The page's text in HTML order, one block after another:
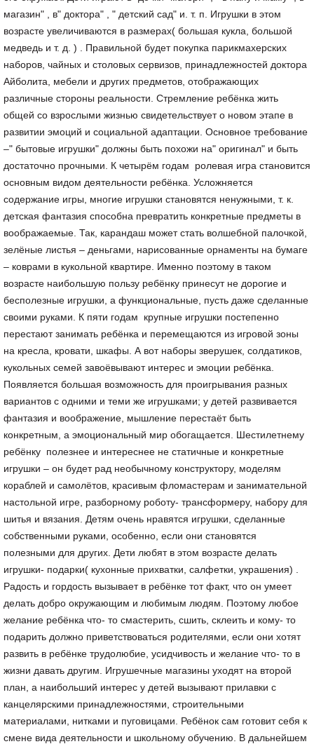
магазин" , в" доктора" , " детский сад" и. т. п. Игрушки в этом
возрасте увеличиваются в размерах( большая кукла, большой
медведь и т. д. ) . Правильной будет покупка парикмахерских
наборов, чайных и столовых сервизов, принадлежностей доктора
Айболита, мебели и других предметов, отображающих
различные стороны реальности. Стремление ребёнка жить
общей со взрослыми жизнью свидетельствует о новом этапе в
развитии эмоций и социальной адаптации. Основное требование
–" бытовые игрушки" должны быть похожи на" оригинал" и быть
достаточно прочными. К четырём годам ролевая игра становится
основным видом деятельности ребёнка. Усложняется
содержание игры, многие игрушки становятся ненужными, т. к.
детская фантазия способна превратить конкретные предметы в
воображаемые. Так, карандаш может стать волшебной палочкой,
зелёные листья – деньгами, нарисованные орнаменты на бумаге
– коврами в кукольной квартире. Именно поэтому в таком
возрасте наибольшую пользу ребёнку принесут не дорогие и
бесполезные игрушки, а функциональные, пусть даже сделанные
своими руками. К пяти годам крупные игрушки постепенно
перестают занимать ребёнка и перемещаются из игровой зоны
на кресла, кровати, шкафы. А вот наборы зверушек, солдатиков,
кукольных семей завоёвывают интерес и эмоции ребёнка.
Появляется большая возможность для проигрывания разных
вариантов с одними и теми же игрушками; у детей развивается
фантазия и воображение, мышление перестаёт быть
конкретным, а эмоциональный мир обогащается. Шестилетнему
ребёнку полезнее и интереснее не статичные и конкретные
игрушки – он будет рад необычному конструктору, моделям
кораблей и самолётов, красивым фломастерам и занимательной
настольной игре, разборному роботу- трансформеру, набору для
шитья и вязания. Детям очень нравятся игрушки, сделанные
собственными руками, особенно, если они становятся
полезными для других. Дети любят в этом возрасте делать
игрушки- подарки( кухонные прихватки, салфетки, украшения) .
Радость и гордость вызывает в ребёнке тот факт, что он умеет
делать добро окружающим и любимым людям. Поэтому любое
желание ребёнка что- то смастерить, сшить, склеить и кому- то
подарить должно приветствоваться родителями, если они хотят
развить в ребёнке трудолюбие, усидчивость и желание что- то в
жизни давать другим. Игрушечные магазины уходят на второй
план, а наибольший интерес у детей вызывают прилавки с
канцелярскими принадлежностями, строительными
материалами, нитками и пуговицами. Ребёнок сам готовит себя к
смене вида деятельности и школьному обучению. В дальнейшем